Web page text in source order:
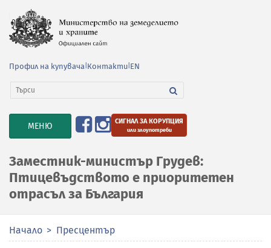
Профил на купувача Контакти EN
TOGGLE
NAVIGATION
МЕНЮ СИГНАЛ ЗА КОРУПЦИЯ
или злоупотреби
Заместник-министър Грудев:
Птицевъдството е приоритетен
отрасъл за България
Начало Пресцентър